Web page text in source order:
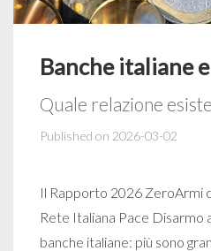
Banche italiane
Quale relazione
Published on 2026-03-02
Il Rapporto 2026 ZeroArmi
Rete Italiana Pace Disarmo
banche italiane: più sono